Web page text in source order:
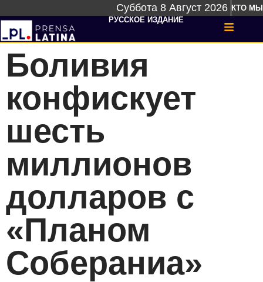
Суббота 8 Август 2026 КТО МЫ
РУССКОЕ ИЗДАНИЕ
Боливия
конфискует
шесть
миллионов
долларов с
«Планом
Собераниа»